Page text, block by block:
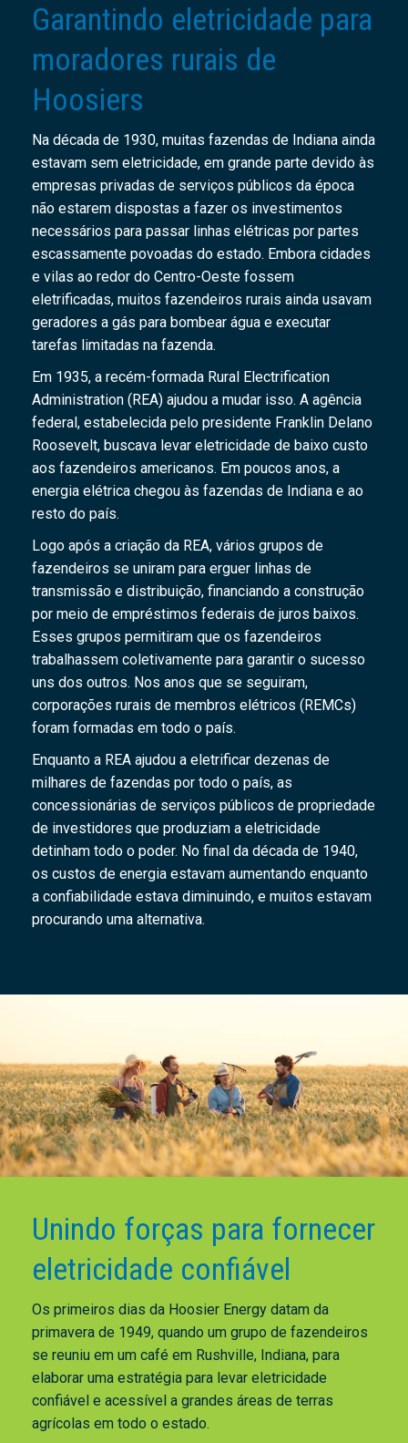
Garantindo eletricidade para
moradores rurais de
Hoosiers
Na década de 1930, muitas fazendas de Indiana ainda
estavam sem eletricidade, em grande parte devido às
empresas privadas de serviços públicos da época
não estarem dispostas a fazer os investimentos
necessários para passar linhas elétricas por partes
escassamente povoadas do estado. Embora cidades
e vilas ao redor do Centro-Oeste fossem
eletrificadas, muitos fazendeiros rurais ainda usavam
geradores a gás para bombear água e executar
tarefas limitadas na fazenda.
Em 1935, a recém-formada Rural Electrification
Administration (REA) ajudou a mudar isso. A agência
federal, estabelecida pelo presidente Franklin Delano
Roosevelt, buscava levar eletricidade de baixo custo
aos fazendeiros americanos. Em poucos anos, a
energia elétrica chegou às fazendas de Indiana e ao
resto do país.
Logo após a criação da REA, vários grupos de
fazendeiros se uniram para erguer linhas de
transmissão e distribuição, financiando a construção
por meio de empréstimos federais de juros baixos.
Esses grupos permitiram que os fazendeiros
trabalhassem coletivamente para garantir o sucesso
uns dos outros. Nos anos que se seguiram,
corporações rurais de membros elétricos (REMCs)
foram formadas em todo o país.
Enquanto a REA ajudou a eletrificar dezenas de
milhares de fazendas por todo o país, as
concessionárias de serviços públicos de propriedade
de investidores que produziam a eletricidade
detinham todo o poder. No final da década de 1940,
os custos de energia estavam aumentando enquanto
a confiabilidade estava diminuindo, e muitos estavam
procurando uma alternativa.
Unindo forças para fornecer
eletricidade confiável
Os primeiros dias da Hoosier Energy datam da
primavera de 1949, quando um grupo de fazendeiros
se reuniu em um café em Rushville, Indiana, para
elaborar uma estratégia para levar eletricidade
confiável e acessível a grandes áreas de terras
agrícolas em todo o estado.